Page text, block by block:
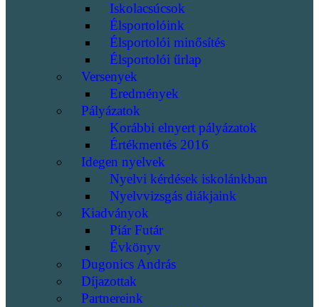
Iskolacsúcsok
Élsportolóink
Élsportolói minősítés
Élsportolói űrlap
Versenyek
Eredmények
Pályázatok
Korábbi elnyert pályázatok
Értékmentés 2016
Idegen nyelvek
Nyelvi kérdések iskolánkban
Nyelvvizsgás diákjaink
Kiadványok
Piár Futár
Évkönyv
Dugonics András
Díjazottak
Partnereink